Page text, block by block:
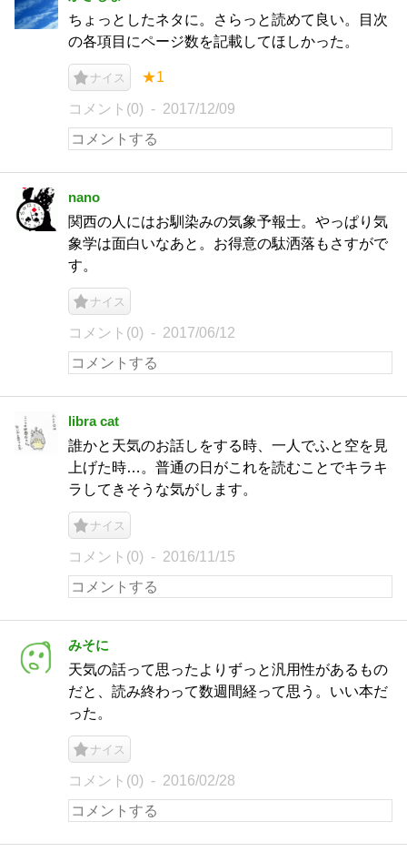
ちょっとしたネタに。さらっと読めて良い。目次
の各項目にページ数を記載してほしかった。
ナイス ★1
コメント(0) 2017/12/09
nano
関西の人にはお馴染みの気象予報士。やっぱり気
象学は面白いなあと。お得意の駄洒落もさすがで
す。
ナイス
コメント(0) 2017/06/12
libra cat
誰かと天気のお話しをする時、一人でふと空を見
上げた時…。普通の日がこれを読むことでキラキ
ラしてきそうな気がします。
ナイス
コメント(0) 2016/11/15
みそに
天気の話って思ったよりずっと汎用性があるもの
だと、読み終わって数週間経って思う。いい本だ
った。
ナイス
コメント(0) 2016/02/28